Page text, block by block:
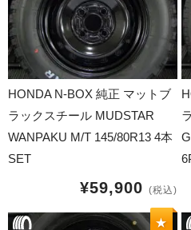
15インチ：冬タイヤホイール
16インチ：冬タイヤホイール
17インチ：冬タイヤホイール
19インチ：冬タイヤホイール
20インチ：冬タイヤホイール
HONDA N-BOX 純正 マットブ
ラックスチール MUDSTAR
WANPAKU M/T 145/80R13 4本
SET
¥59,900 (税込)
★